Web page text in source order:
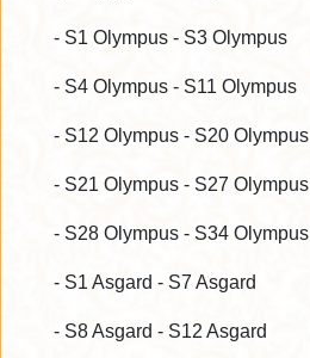
- S1 Olympus - S3 Olympus
- S4 Olympus - S11 Olympus
- S12 Olympus - S20 Olympus
- S21 Olympus - S27 Olympus
- S28 Olympus - S34 Olympus
- S1 Asgard - S7 Asgard
- S8 Asgard - S12 Asgard